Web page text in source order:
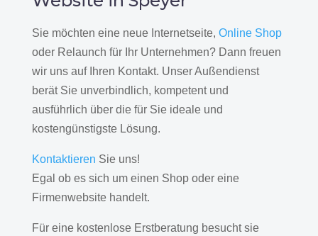
Sie möchten eine neue Internetseite, Online Shop
oder Relaunch für Ihr Unternehmen? Dann freuen
wir uns auf Ihren Kontakt. Unser Außendienst
berät Sie unverbindlich, kompetent und
ausführlich über die für Sie ideale und
kostengünstigste Lösung.
Kontaktieren Sie uns!
Egal ob es sich um einen Shop oder eine
Firmenwebsite handelt.
Für eine kostenlose Erstberatung besucht sie